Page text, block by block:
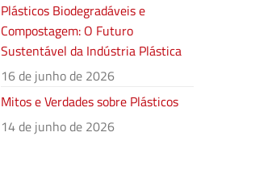
Plásticos Biodegradáveis e
Compostagem: O Futuro
Sustentável da Indústria Plástica
16 de junho de 2026
Mitos e Verdades sobre Plásticos
14 de junho de 2026